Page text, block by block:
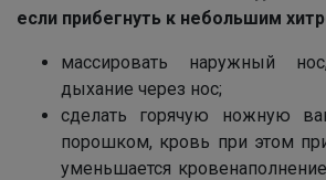
если прибегнуть к небольшим
массировать наружный
дыхание через нос;
сделать горячую ножную
порошком, кровь при этом
уменьшается